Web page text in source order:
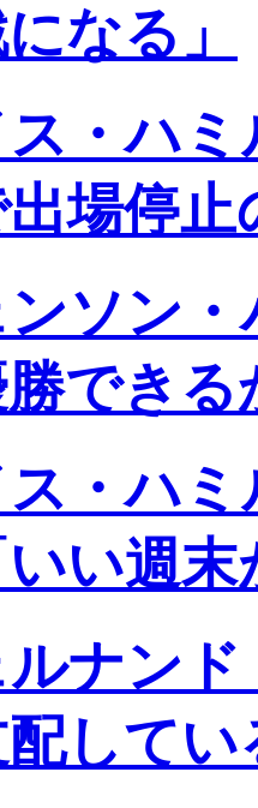
なる」
・ハ
場停
ソン
勝でき
・ハ
い週
ルナン
配して